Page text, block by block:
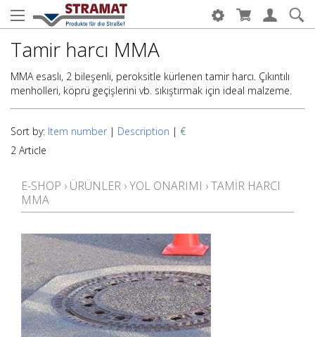
Tamir harcı MMA
MMA esaslı, 2 bileşenli, peroksitle kürlenen tamir harcı. Çıkıntılı
menholleri, köprü geçişlerini vb. sıkıştırmak için ideal malzeme.
Sort by: Item number | Description | €
2 Article
E-SHOP › ÜRÜNLER ›YOL ONARIMI ›TAMIR HARCI
MMA